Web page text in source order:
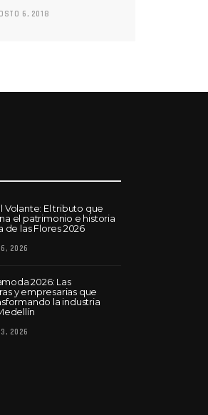
6, 2018
Volante: El tributo que
el patrimonio e historia
de las Flores 2026
2026
2026: Las
y empresarias que
la industria
2026